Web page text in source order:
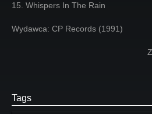
15. Whispers In The Rain
Wydawca: CP Records (1991)
Tags